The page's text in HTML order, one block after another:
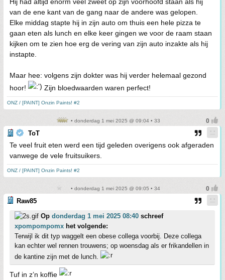
van de ene kant van de gang naar de andere was gelopen.
Elke middag stapte hij in zijn auto om thuis een hele pizza te
gaan eten als lunch en elke keer gingen we voor de raam staan
kijken om te zien hoe erg de vering van zijn auto inzakte als hij
instapte.
Maar hee: volgens zijn dokter was hij verder helemaal gezond
hoor!
Zijn bloedwaarden waren perfect!
ONZ / [PAINT] Onzin Paints! #2
• donderdag 1 mei 2025 @ 09:04 • 33
ToT
Te veel fruit eten werd een tijd geleden overigens ook afgeraden
vanwege de vele fruitsuikers.
ONZ / [PAINT] Onzin Paints! #2
• donderdag 1 mei 2025 @ 09:05 • 34
Raw85
Op donderdag 1 mei 2025 08:40 schreef
xpompompomx het volgende:
Terwijl ik dit typ waggelt een obese collega voorbij. Deze collega
kan echter wel rennen trouwens; op woensdag als er frikandellen in
de kantine zijn met de lunch.
Tuf in z’n koffie